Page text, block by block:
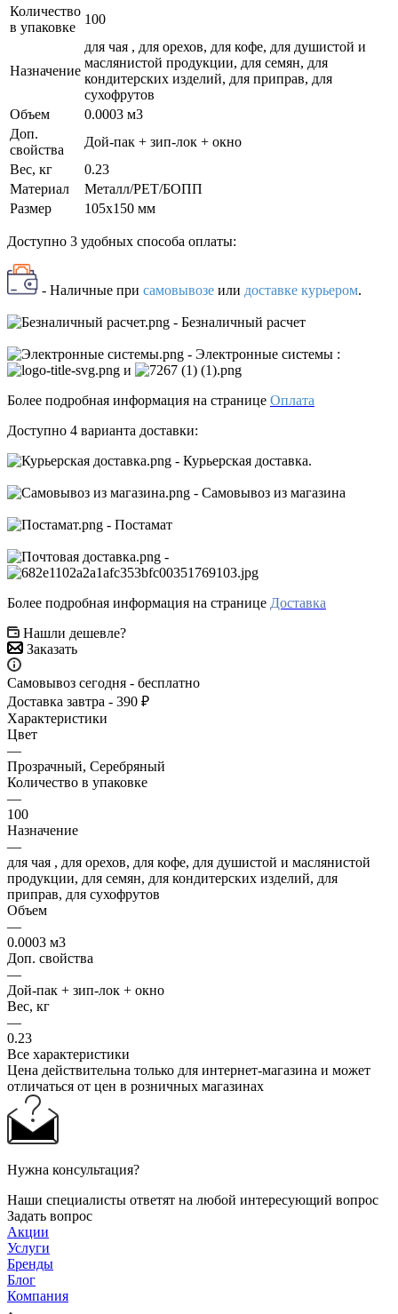
Количество
в упаковке
100
Назначение
для чая , для орехов, для кофе, для душистой и
маслянистой продукции, для семян, для
кондитерских изделий, для приправ, для
сухофрутов
Объем
0.0003 м3
Доп.
свойства
Дой-пак + зип-лок + окно
Вес, кг
0.23
Материал
Металл/PET/БОПП
Размер
105x150 мм
Доступно 3 удобных способа оплаты:
- Наличные при самовывозе или доставке курьером.
- Безналичный расчет
- Электронные системы :
и
Более подробная информация на странице Оплата
Доступно 4 варианта доставки:
- Курьерская доставка.
- Самовывоз из магазина
- Постамат
-
Более подробная информация на странице Доставка
Нашли дешевле?
Заказать
Самовывоз сегодня - бесплатно
Доставка завтра - 390 ₽
Характеристики
Цвет
—
Прозрачный, Серебряный
Количество в упаковке
—
100
Назначение
—
для чая , для орехов, для кофе, для душистой и маслянистой
продукции, для семян, для кондитерских изделий, для
приправ, для сухофрутов
Объем
—
0.0003 м3
Доп. свойства
—
Дой-пак + зип-лок + окно
Вес, кг
—
0.23
Все характеристики
Цена действительна только для интернет-магазина и может
отличаться от цен в розничных магазинах
Нужна консультация?
Наши специалисты ответят на любой интересующий вопрос
Задать вопрос
Акции
Услуги
Бренды
Блог
Компания